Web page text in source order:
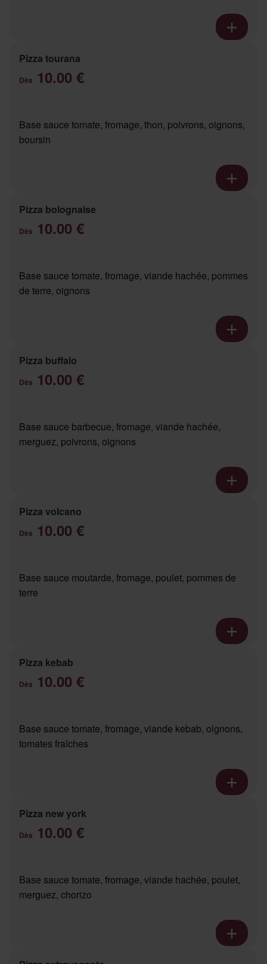
Pizza tourana
Dès 10.00 €
Base sauce tomate, fromage, thon, poivrons, oignons,
boursin
Pizza bolognaise
Dès 10.00 €
Base sauce tomate, fromage, viande hachée, pommes
de terre, oignons
Pizza buffalo
Dès 10.00 €
Base sauce barbecue, fromage, viande hachée,
merguez, poivrons, oignons
Pizza volcano
Dès 10.00 €
Base sauce moutarde, fromage, poulet, pommes de
terre
Pizza kebab
Dès 10.00 €
Base sauce tomate, fromage, viande kebab, oignons,
tomates fraîches
Pizza new york
Dès 10.00 €
Base sauce tomate, fromage, viande hachée, poulet,
merguez, chorizo